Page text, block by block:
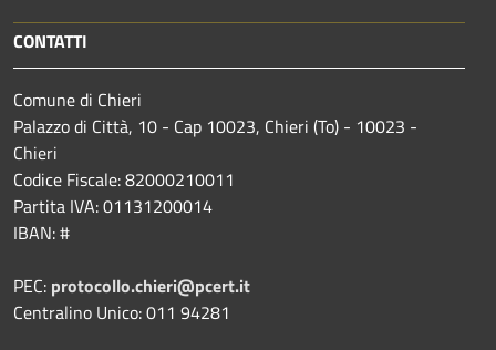
CONTATTI
Comune di Chieri
Palazzo di Città, 10 - Cap 10023, Chieri (To) - 10023 -
Chieri
Codice Fiscale: 82000210011
Partita IVA: 01131200014
IBAN: #
PEC: protocollo.chieri@pcert.it
Centralino Unico: 011 94281